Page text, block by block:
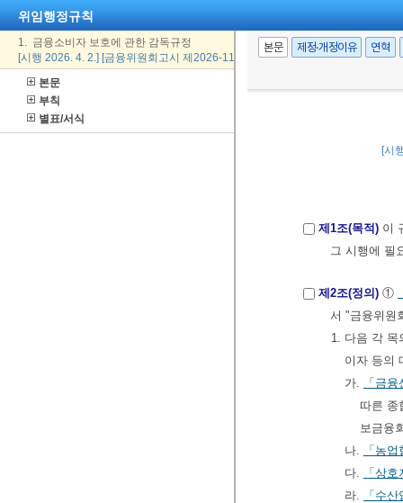
위임행정규칙
1. 금융소비자 보호에 관한 감독규정
[시행 2026. 4. 2.] [금융위원회고시 제2026-11호, 2026. 4. 2., 일부개정]
본문
부칙
별표/서식
본문 제정·개정이유 연혁
[시
제1조(목적) 이
그 시행에 필
제2조(정의) ①
서 "금융위원
1. 다음 각 목
이자 등의
가.
「금
따른 종
보금융
나.
「농
다.
「상
라.
「수